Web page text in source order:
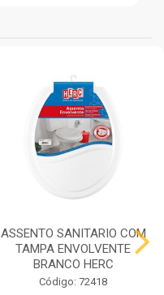
ASSENTO SANITARIO COM
TAMPA ENVOLVENTE
BRANCO HERC
Código: 72418